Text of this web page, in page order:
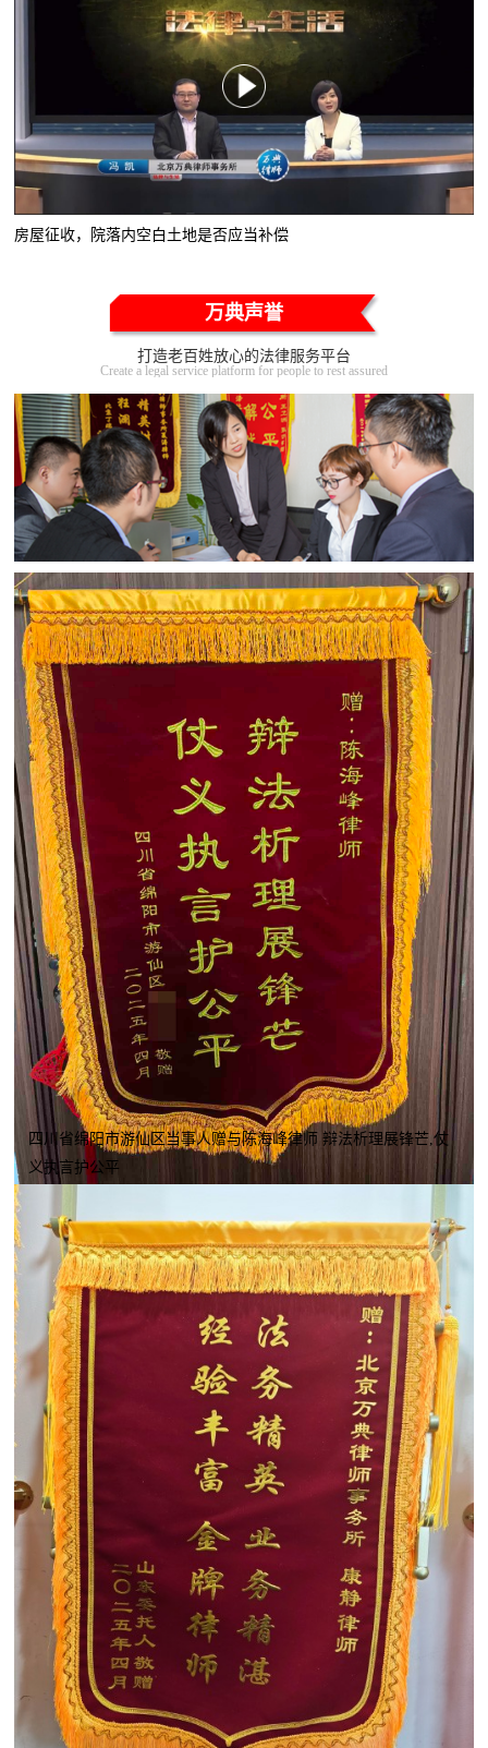
房屋征收，院落内空白土地是否应当补偿
万典声誉
打造老百姓放心的法律服务平台
Create a legal service platform for people to rest assured
四川省绵阳市游仙区当事人赠与陈海峰律师 辩法析理展锋芒,仗
义执言护公平